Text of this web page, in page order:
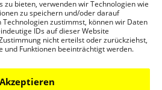
zu bieten, verwenden wir Technologien wie
zu speichern und/oder darauf
zustimmst, können wir Daten
IDs auf dieser Website
nicht erteilst oder zurückziehst,
und Funktionen beeinträchtigt werden.
Akzeptieren